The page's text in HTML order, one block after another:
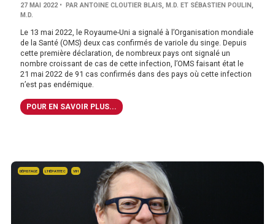
27 MAI 2022 • PAR ANTOINE CLOUTIER BLAIS, M.D. ET SÉBASTIEN POULIN,
M.D.
Le 13 mai 2022, le Royaume-Uni a signalé à l’Organisation mondiale
de la Santé (OMS) deux cas confirmés de variole du singe. Depuis
cette première déclaration, de nombreux pays ont signalé un
nombre croissant de cas de cette infection, l’OMS faisant état le
21 mai 2022 de 91 cas confirmés dans des pays où cette infection
n’est pas endémique.
POUR EN SAVOIR PLUS...
DÉPISTAGE L'HÉPATITE C VIH